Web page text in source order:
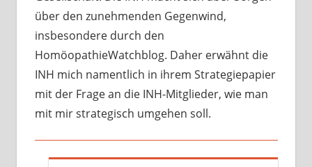
über den zunehmenden Gegenwind,
insbesondere durch den
HomöopathieWatchblog. Daher erwähnt die
INH mich namentlich in ihrem Strategiepapier
mit der Frage an die INH-Mitglieder, wie man
mit mir strategisch umgehen soll.